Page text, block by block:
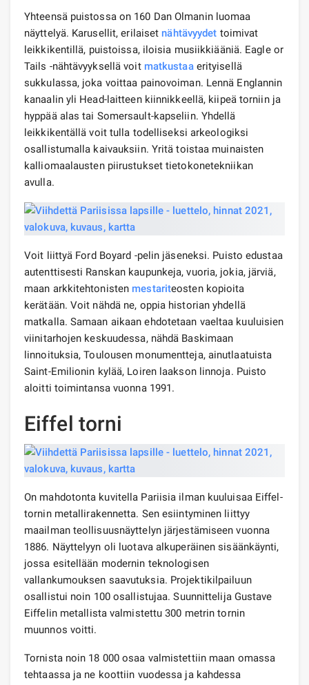
Yhteensä puistossa on 160 Dan Olmanin luomaa
näyttelyä. Karusellit, erilaiset nähtävyydet toimivat
leikkikentillä, puistoissa, iloisia musiikkiääniä. Eagle or
Tails -nähtävyyksellä voit matkustaaerityisellä
sukkulassa, joka voittaa painovoiman. Lennä Englannin
kanaalin yli Head-laitteen kiinnikkeellä, kiipeä torniin ja
hyppää alas tai Somersault-kapseliin. Yhdellä
leikkikentällä voit tulla todelliseksi arkeologiksi
osallistumalla kaivauksiin. Yritä toistaa muinaisten
kalliomaalausten piirustukset tietokonetekniikan
avulla.
Voit liittyä Ford Boyard -pelin jäseneksi. Puisto edustaa
autenttisesti Ranskan kaupunkeja, vuoria, jokia, järviä,
maan arkkitehtonisten mestariteosten kopioita
kerätään. Voit nähdä ne, oppia historian yhdellä
matkalla. Samaan aikaan ehdotetaan vaeltaa kuuluisien
viinitarhojen keskuudessa, nähdä Baskimaan
linnoituksia, Toulousen monumentteja, ainutlaatuista
Saint-Emilionin kylää, Loiren laakson linnoja. Puisto
aloitti toimintansa vuonna 1991.
Eiffel torni
On mahdotonta kuvitella Pariisia ilman kuuluisaa Eiffel-
tornin metallirakennetta. Sen esiintyminen liittyy
maailman teollisuusnäyttelyn järjestämiseen vuonna
1886. Näyttelyyn oli luotava alkuperäinen sisäänkäynti,
jossa esitellään modernin teknologisen
vallankumouksen saavutuksia. Projektikilpailuun
osallistui noin 100 osallistujaa. Suunnittelija Gustave
Eiffelin metallista valmistettu 300 metrin tornin
muunnos voitti.
Tornista noin 18 000 osaa valmistettiin maan omassa
tehtaassa ja ne koottiin vuodessa ja kahdessa